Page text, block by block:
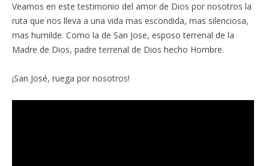
Veamos en este testimonio del amor de Dios por nosotros la
ruta que nos lleva a una vida mas escondida, mas silenciosa,
mas humilde. Como la de San Jose, esposo terrenal de la
Madre de Dios, padre terrenal de Dios hecho Hombre.
¡San José, ruega por nosotros!